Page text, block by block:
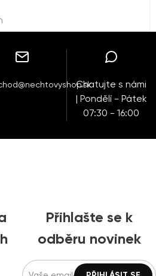
Chatujte s námi
| Pondělí - Pátek
07:30 - 16:00
Přihlašte se k
odběru novinek